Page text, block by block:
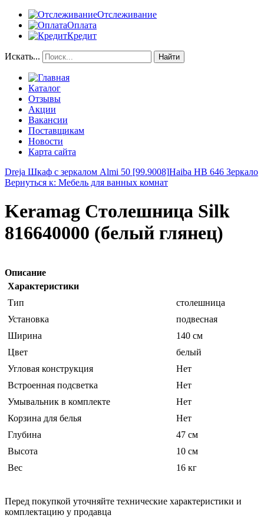
Отслеживание
Оплата
Кредит
Искать... Найти
Каталог
Отзывы
Акции
Вакансии
Поставщикам
Новости
Карта сайта
Dreja Шкаф с зеркалом Almi 50 [99.9008]Haiba HB 646 Зеркало
Вернуться к: Мебель для ванных комнат
Keramag Столешница Silk
816640000 (белый глянец)
Описание
Характеристики
Тип
столешница
Установка
подвесная
Ширина
140 см
Цвет
белый
Угловая конструкция
Нет
Встроенная подсветка
Нет
Умывальник в комплекте
Нет
Корзина для белья
Нет
Глубина
47 см
Высота
10 см
Вес
16 кг
Перед покупкой уточняйте технические характеристики и
комплектацию у продавца